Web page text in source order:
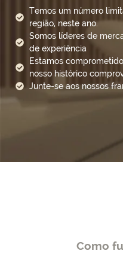
Temos um número
região, neste ano.
Somos líderes de
de experiência
Estamos
nosso histórico
Junte-se aos nossos
Como